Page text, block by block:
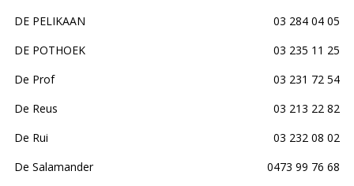
DE PELIKAAN
03 284 04 05
DE POTHOEK
03 235 11 25
De Prof
03 231 72 54
De Reus
03 213 22 82
De Rui
03 232 08 02
De Salamander
0473 99 76 68